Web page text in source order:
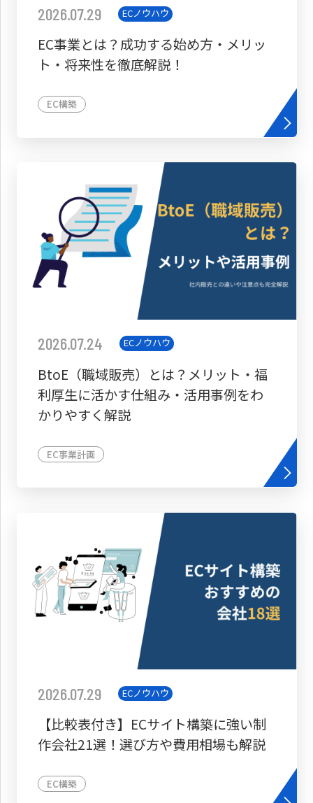
2026.07.29 ECノウハウ
EC事業とは？成功する始め方・メリッ
ト・将来性を徹底解説！
EC構築
2026.07.24 ECノウハウ
BtoE（職域販売）とは？メリット・福
利厚生に活かす仕組み・活用事例をわ
かりやすく解説
EC事業計画
2026.07.29 ECノウハウ
【比較表付き】ECサイト構築に強い制
作会社21選！選び方や費用相場も解説
EC構築